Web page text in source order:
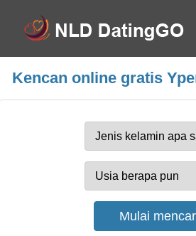
Kencan online gratis